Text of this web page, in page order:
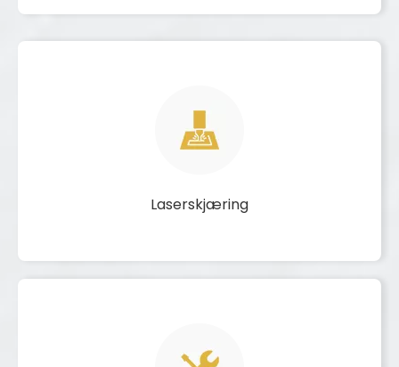
Laserskjæring